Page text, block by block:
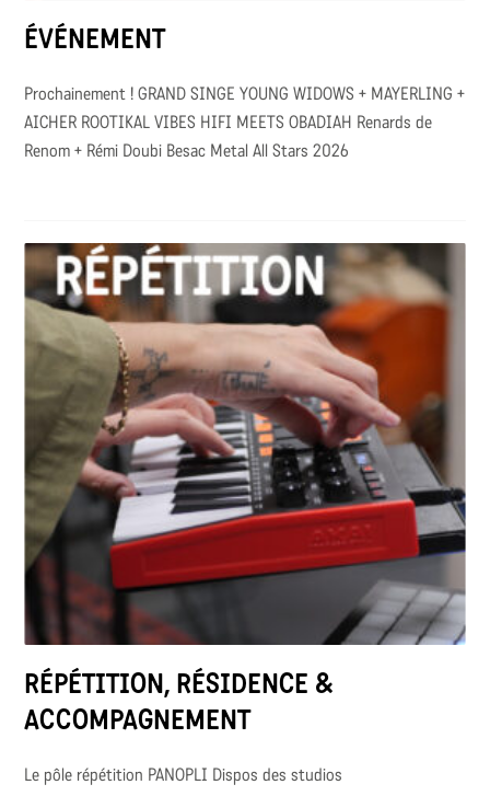
ÉVÉNEMENT
Prochainement ! GRAND SINGE YOUNG WIDOWS + MAYERLING +
AICHER ROOTIKAL VIBES HIFI MEETS OBADIAH Renards de
Renom + Rémi Doubi Besac Metal All Stars 2026
RÉPÉTITION, RÉSIDENCE &
ACCOMPAGNEMENT
Le pôle répétition PANOPLI Dispos des studios